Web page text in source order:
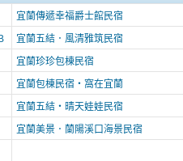
宜蘭傳遞幸福爵士館民宿
宜蘭五結．風清雅筑民宿
宜蘭珍珍包棟民宿
宜蘭包棟民宿‧窩在宜蘭
宜蘭五結‧晴天娃娃民宿
宜蘭美景．蘭陽溪口海景民宿